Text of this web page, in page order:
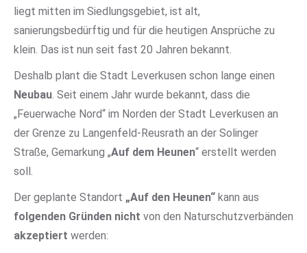
liegt mitten im Siedlungsgebiet, ist alt,
sanierungsbedürftig und für die heutigen Ansprüche zu
klein. Das ist nun seit fast 20 Jahren bekannt.
Deshalb plant die Stadt Leverkusen schon lange einen
Neubau. Seit einem Jahr wurde bekannt, dass die
„Feuerwache Nord“ im Norden der Stadt Leverkusen an
der Grenze zu Langenfeld-Reusrath an der Solinger
Straße, Gemarkung „Auf dem Heunen“ erstellt werden
soll.
Der geplante Standort „Auf den Heunen“ kann aus
folgenden Gründen nicht von den Naturschutzverbänden
akzeptiert werden: